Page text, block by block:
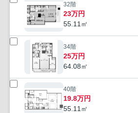
32階
23万円
55.11㎡
34階
25万円
64.08㎡
40階
19.8万円
55.11㎡